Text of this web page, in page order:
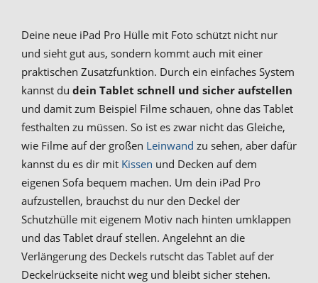
Deine neue iPad Pro Hülle mit Foto schützt nicht nur
und sieht gut aus, sondern kommt auch mit einer
praktischen Zusatzfunktion. Durch ein einfaches System
kannst du dein Tablet schnell und sicher aufstellen
und damit zum Beispiel Filme schauen, ohne das Tablet
festhalten zu müssen. So ist es zwar nicht das Gleiche,
wie Filme auf der großen Leinwand zu sehen, aber dafür
kannst du es dir mit Kissen und Decken auf dem
eigenen Sofa bequem machen. Um dein iPad Pro
aufzustellen, brauchst du nur den Deckel der
Schutzhülle mit eigenem Motiv nach hinten umklappen
und das Tablet drauf stellen. Angelehnt an die
Verlängerung des Deckels rutscht das Tablet auf der
Deckelrückseite nicht weg und bleibt sicher stehen.